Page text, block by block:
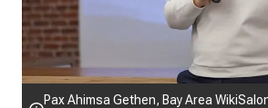
Pax Ahimsa Gethen, Bay Area